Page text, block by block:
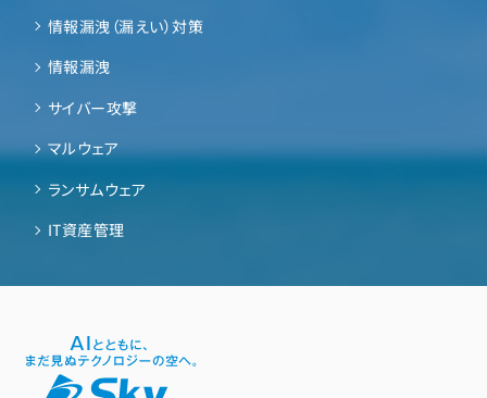
情報漏洩（漏えい）対策
情報漏洩
サイバー攻撃
マルウェア
ランサムウェア
IT資産管理